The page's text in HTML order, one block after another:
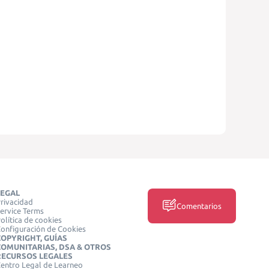
Terms
de cookies
de Cookies
GUÍAS
DSA & OTROS
LEGALES
Legal de Learneo
Comentarios